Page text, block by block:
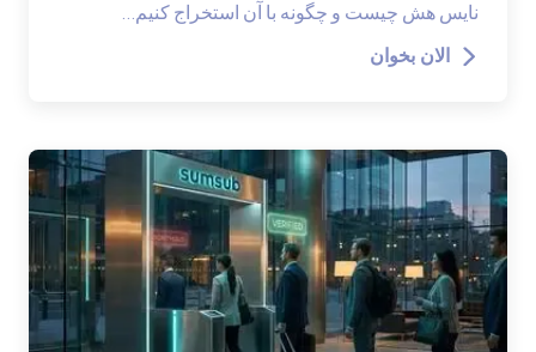
نایس هش چیست و چگونه با آن استخراج کنیم…
الان بخوان